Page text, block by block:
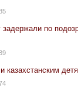
задержали по
казахстанским